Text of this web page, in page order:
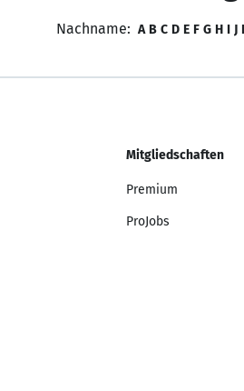
Nachname: A B C D E F G H I J
Mitgliedschaften
Premium
ProJobs